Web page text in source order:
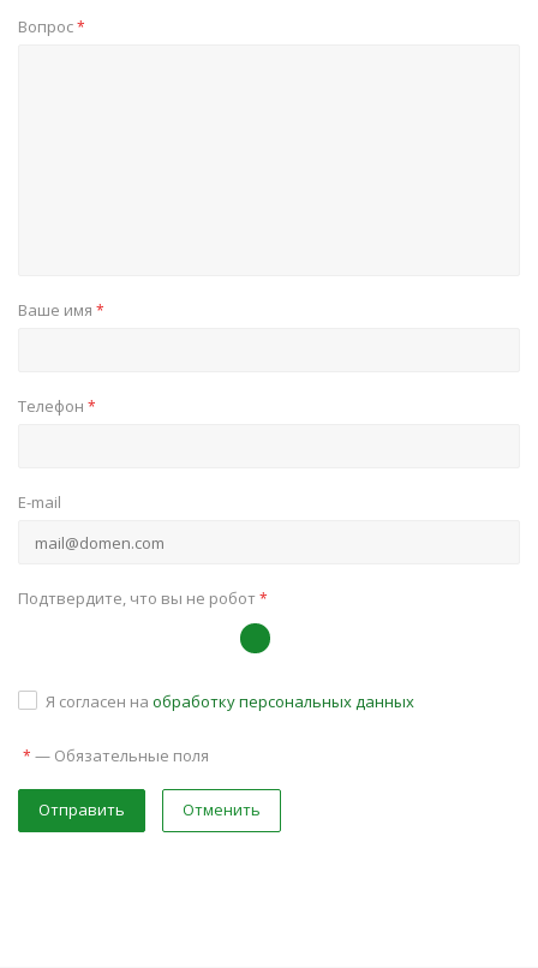
Вопрос*
Ваше имя *
Телефон *
E-mail
Подтвердите, что вы не робот*
Я согласен на обработку персональных данных
* — Обязательные поля
Отправить Отменить